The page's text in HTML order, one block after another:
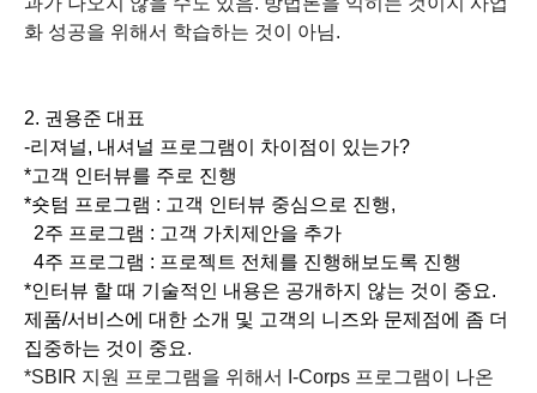
화 성공을 위해서 학습하는 것이 아님.
2. 권용준 대표
-리져널, 내셔널 프로그램이 차이점이 있는가?
*고객 인터뷰를 주로 진행
*숏텀 프로그램 : 고객 인터뷰 중심으로 진행,
2주 프로그램 : 고객 가치제안을 추가
4주 프로그램 : 프로젝트 전체를 진행해보도록 진행
*인터뷰 할 때 기술적인 내용은 공개하지 않는 것이 중요.
제품/서비스에 대한 소개 및 고객의 니즈와 문제점에 좀 더
집중하는 것이 중요.
*SBIR 지원 프로그램을 위해서 I-Corps 프로그램이 나온